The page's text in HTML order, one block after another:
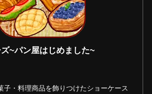
~パン屋はじめました~
子・料理商品を飾りつけたショーケース